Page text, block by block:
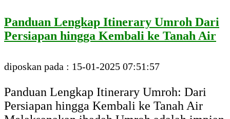
Panduan Lengkap Itinerary Umroh Dari
Persiapan hingga Kembali ke Tanah Air
diposkan pada : 15-01-2025 07:51:57
Panduan Lengkap Itinerary Umroh: Dari
Persiapan hingga Kembali ke Tanah Air